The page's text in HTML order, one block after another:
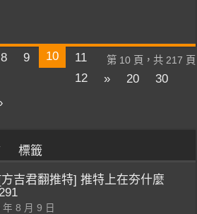
第 10 頁，共 217 頁
8 9 10
11
12
» 20
30
標籤
吉君翻推特] 推特上在夯什麼
年 8 月 9 日